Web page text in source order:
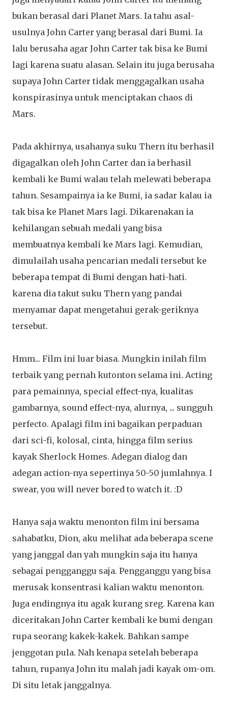
bukan berasal dari Planet Mars. Ia tahu asal-
usulnya John Carter yang berasal dari Bumi. Ia
lalu berusaha agar John Carter tak bisa ke Bumi
lagi karena suatu alasan. Selain itu juga berusaha
supaya John Carter tidak menggagalkan usaha
konspirasinya untuk menciptakan chaos di
Mars.
Pada akhirnya, usahanya suku Thern itu berhasil
digagalkan oleh John Carter dan ia berhasil
kembali ke Bumi walau telah melewati beberapa
tahun. Sesampainya ia ke Bumi, ia sadar kalau ia
tak bisa ke Planet Mars lagi. Dikarenakan ia
kehilangan sebuah medali yang bisa
membuatnya kembali ke Mars lagi. Kemudian,
dimulailah usaha pencarian medali tersebut ke
beberapa tempat di Bumi dengan hati-hati.
karena dia takut suku Thern yang pandai
menyamar dapat mengetahui gerak-geriknya
tersebut.
Hmm... Film ini luar biasa. Mungkin inilah film
terbaik yang pernah kutonton selama ini. Acting
para pemainnya, special effect-nya, kualitas
gambarnya, sound effect-nya, alurnya, ... sungguh
perfecto. Apalagi film ini bagaikan perpaduan
dari sci-fi, kolosal, cinta, hingga film serius
kayak Sherlock Homes. Adegan dialog dan
adegan action-nya sepertinya 50-50 jumlahnya. I
swear, you will never bored to watch it. :D
Hanya saja waktu menonton film ini bersama
sahabatku, Dion, aku melihat ada beberapa scene
yang janggal dan yah mungkin saja itu hanya
sebagai pengganggu saja. Pengganggu yang bisa
merusak konsentrasi kalian waktu menonton.
Juga endingnya itu agak kurang sreg. Karena kan
diceritakan John Carter kembali ke bumi dengan
rupa seorang kakek-kakek. Bahkan sampe
jenggotan pula. Nah kenapa setelah beberapa
tahun, rupanya John itu malah jadi kayak om-om.
Di situ letak janggalnya.